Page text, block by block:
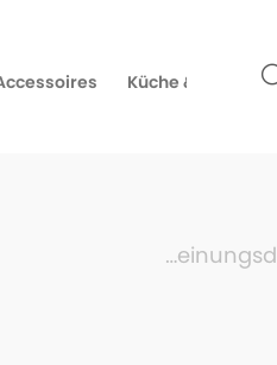
Küche & Gourmet